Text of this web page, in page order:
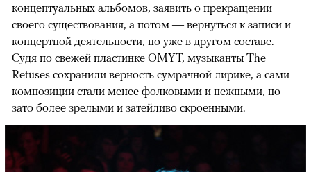
концептуальных альбомов, заявить о прекращении
своего существования, а потом — вернуться к записи и
концертной деятельности, но уже в другом составе.
Судя по свежей пластинке OMYT, музыканты The
Retuses сохранили верность сумрачной лирике, а сами
композиции стали менее фолковыми и нежными, но
зато более зрелыми и затейливо скроенными.